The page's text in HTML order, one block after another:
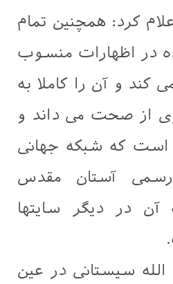
كرد: همچنين تمام
در اظهارات منسوب
كند و آن را كاملا به
از صحت می داند و
كه شبکه جهانی
رسمی آستان مقدس
در ديگر سايتها
الله سیستانی در عين